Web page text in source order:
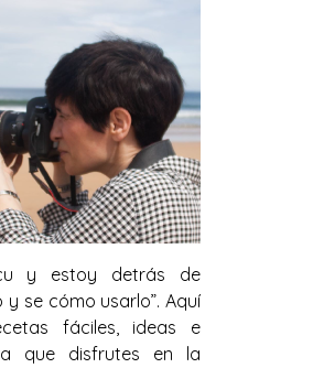
y estoy detrás de
y se cómo usarlo”. Aquí
fáciles, ideas e
que disfrutes en la